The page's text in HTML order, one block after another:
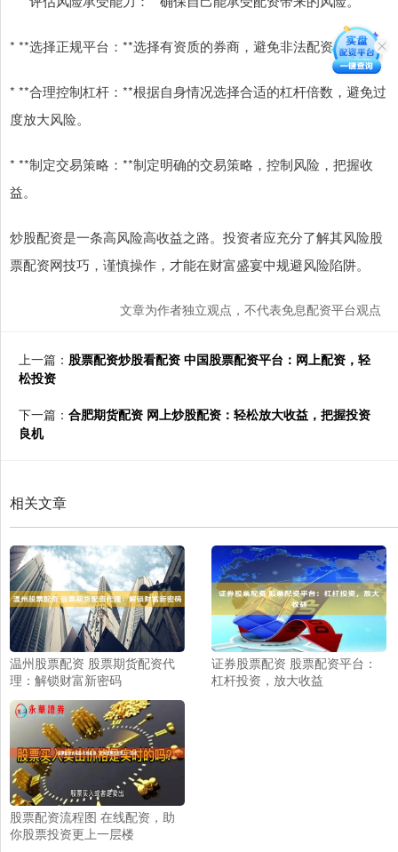
* **选择正规平台：**选择有资质的券商，避免非法配资。
* **合理控制杠杆：**根据自身情况选择合适的杠杆倍数，避免过
度放大风险。
* **制定交易策略：**制定明确的交易策略，控制风险，把握收
益。
炒股配资是一条高风险高收益之路。投资者应充分了解其风险股
票配资网技巧，谨慎操作，才能在财富盛宴中规避风险陷阱。
文章为作者独立观点，不代表免息配资平台观点
上一篇： 股票配资炒股看配资 中国股票配资平台：网上配资，轻
松投资
下一篇： 合肥期货配资 网上炒股配资：轻松放大收益，把握投资
良机
相关文章
温州股票配资 股票期货配资代
理：解锁财富新密码
证券股票配资 股票配资平台：
杠杆投资，放大收益
股票配资流程图 在线配资，助
你股票投资更上一层楼